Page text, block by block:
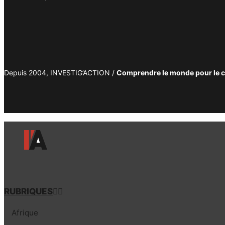
Depuis 2004, INVESTIG’ACTION / Comprendre le monde pour le
RUBRIQUES
Afrique